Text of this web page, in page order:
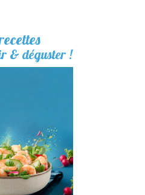
& déguster !